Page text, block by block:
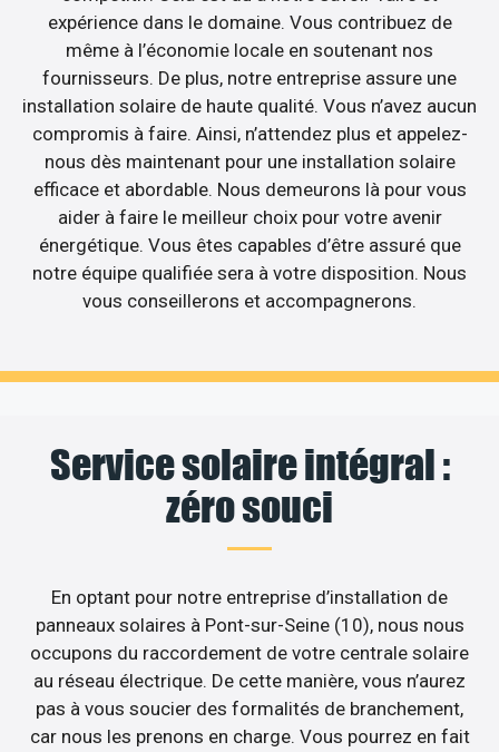
expérience dans le domaine. Vous contribuez de
même à l’économie locale en soutenant nos
fournisseurs. De plus, notre entreprise assure une
installation solaire de haute qualité. Vous n’avez aucun
compromis à faire. Ainsi, n’attendez plus et appelez-
nous dès maintenant pour une installation solaire
efficace et abordable. Nous demeurons là pour vous
aider à faire le meilleur choix pour votre avenir
énergétique. Vous êtes capables d’être assuré que
notre équipe qualifiée sera à votre disposition. Nous
vous conseillerons et accompagnerons.
Service solaire intégral :
zéro souci
En optant pour notre entreprise d’installation de
panneaux solaires à Pont-sur-Seine (10), nous nous
occupons du raccordement de votre centrale solaire
au réseau électrique. De cette manière, vous n’aurez
pas à vous soucier des formalités de branchement,
car nous les prenons en charge. Vous pourrez en fait